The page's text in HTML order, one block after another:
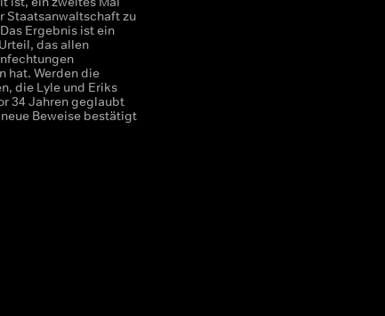
Staatsanwaltschaft zu
Ergebnis ist ein
das allen
hat. Werden die
die Lyle und Eriks
34 Jahren geglaubt
Beweise bestätigt